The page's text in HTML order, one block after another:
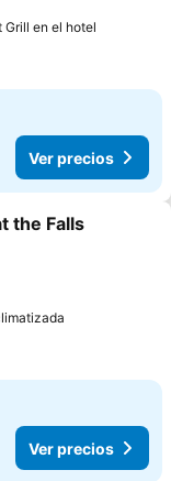
en el hotel
Ver precios
the Falls
Ver precios